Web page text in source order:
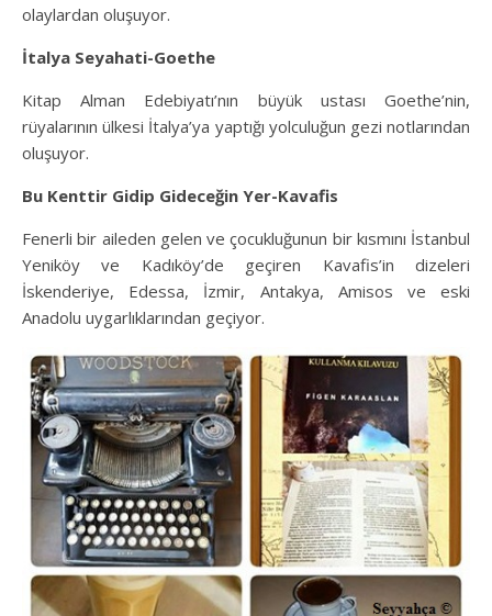
olaylardan oluşuyor.
İtalya Seyahati-Goethe
Kitap Alman Edebiyatı’nın büyük ustası
Goethe’nin,
rüyalarının ülkesi İtalya’ya yaptığı yolculuğun gezi notlarından
oluşuyor.
Bu Kenttir Gidip Gideceğin Yer-Kavafis
Fenerli bir aileden gelen ve çocukluğunun bir kısmını İstanbul
Yeniköy ve Kadıköy’de geçiren Kavafis’in dizeleri
İskenderiye, Edessa, İzmir, Antakya, Amisos ve eski
Anadolu uygarlıklarından geçiyor.